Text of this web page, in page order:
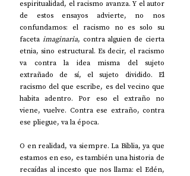
espiritualidad, el racismo avanza. Y el autor
de estos ensayos advierte, no nos
confundamos: el racismo no es solo su
faceta imaginaria, contra alguien de cierta
etnia, sino estructural. Es decir, el racismo
va contra la idea misma del sujeto
extrañado de sí, el sujeto dividido. El
racismo del que escribe, es del vecino que
habita adentro. Por eso el extraño no
viene, vuelve. Contra ese extraño, contra
ese pliegue, va la época.
O en realidad, va siempre. La Biblia, ya que
estamos en eso, es también una historia de
recaídas al incesto que nos llama: el Edén,